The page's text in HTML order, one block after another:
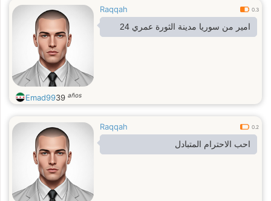
Raqqah 0.3
امير من سوريا مدينة الثورة عمري 24
Emad9939 años
Raqqah 0.2
احب الاحترام المتبادل